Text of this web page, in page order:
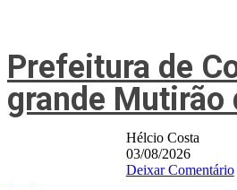
Prefeitura de
grande Mutirão
Hélcio Costa
03/08/2026
Deixar Comentário